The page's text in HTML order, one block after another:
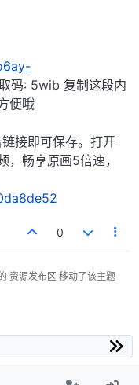
码: 5wib 复制这段内
便哦
接即可保存。打开
，畅享原画5倍速，
0
资源发布区 移动了该主题